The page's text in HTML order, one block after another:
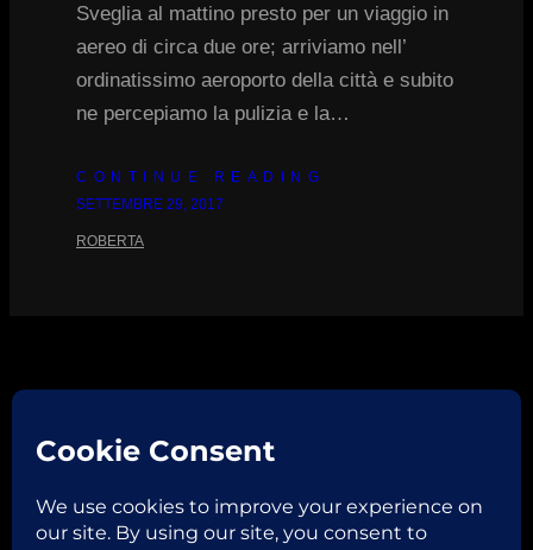
Sveglia al mattino presto per un viaggio in
aereo di circa due ore; arriviamo nell’
ordinatissimo aeroporto della città e subito
ne percepiamo la pulizia e la…
CONTINUE READING
SETTEMBRE 29, 2017
ROBERTA
FacebookInstagram
Copyright © 2026 ROBERTA VAGLIANI